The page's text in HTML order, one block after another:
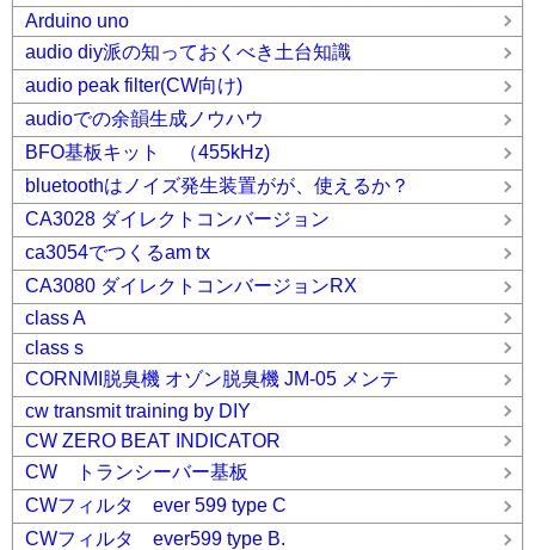
Arduino uno
audio diy派の知っておくべき土台知識
audio peak filter(CW向け)
audioでの余韻生成ノウハウ
BFO基板キット （455kHz)
bluetoothはノイズ発生装置がが、使えるか？
CA3028 ダイレクトコンバージョン
ca3054でつくるam tx
CA3080 ダイレクトコンバージョンRX
class A
class s
CORNMI脱臭機 オゾン脱臭機 JM-05 メンテ
cw transmit training by DIY
CW ZERO BEAT INDICATOR
CW トランシーバー基板
CWフィルタ ever 599 type C
CWフィルタ ever599 type B.